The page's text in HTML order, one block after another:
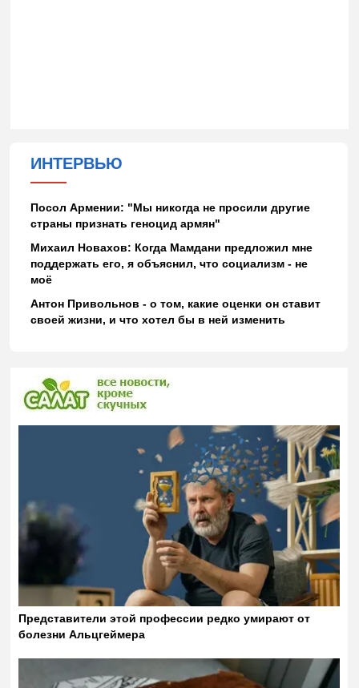
ИНТЕРВЬЮ
Посол Армении: "Мы никогда не просили другие
страны признать геноцид армян"
Михаил Новахов: Когда Мамдани предложил мне
поддержать его, я объяснил, что социализм - не
моё
Антон Привольнов - о том, какие оценки он ставит
своей жизни, и что хотел бы в ней изменить